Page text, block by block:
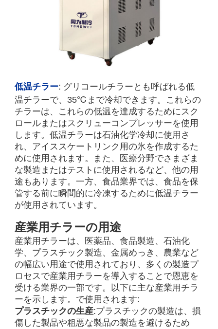
低温チラー: グリコールチラーとも呼ばれる低
温チラーで、35℃まで冷却できます。これらの
チラーは、これらの低温を達成するためにスク
ロールまたはスクリューコンプレッサーを使用
します。低温チラーは石油化学冷却に使用さ
れ、アイススケートリンク用の氷を作成するた
めに使用されます。また、医療分野でさまざま
な製造またはテストに使用されるなど、他の用
途もあります。一方、食品業界では、食品を保
管する前に瞬間的に冷凍するために低温チラー
が使用されています。
産業用チラーの用途
産業用チラーは、医薬品、食品製造、石油化
学、プラスチック製造、金属めっき、農業など
の幅広い用途で使用されており、多くの製造プ
ロセスで産業用チラーを導入することで恩恵を
受ける業界の一部です。以下に主な産業用チラ
ーを示します。で使用されます:
プラスチックの生産:プラスチックの製造は、損
傷した製品や粗悪な製品の製造を避けるため